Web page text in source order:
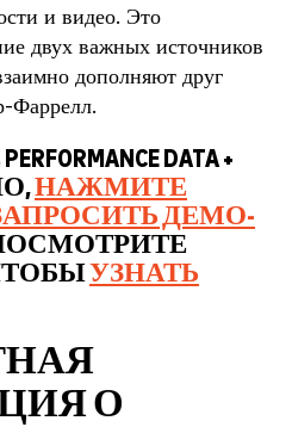
и видео. Это
двух важных источников
дополняют друг
Фаррелл.
DATA +
НАЖМИТЕ
ДЕМО-
УЗНАТЬ
О